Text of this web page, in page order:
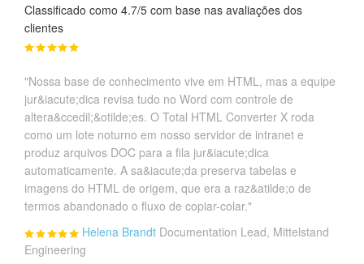
Classificado como 4.7/5 com base nas avaliações dos
clientes
"Nossa base de conhecimento vive em HTML, mas a equipe
jur&iacute;dica revisa tudo no Word com controle de
altera&ccedil;&otilde;es. O Total HTML Converter X roda
como um lote noturno em nosso servidor de intranet e
produz arquivos DOC para a fila jur&iacute;dica
automaticamente. A sa&iacute;da preserva tabelas e
imagens do HTML de origem, que era a raz&atilde;o de
termos abandonado o fluxo de copiar-colar."
Helena Brandt Documentation Lead, Mittelstand
Engineering